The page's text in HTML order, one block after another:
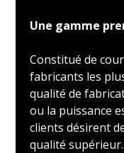
Une gamme
Constitué de
fabricants les
qualité de
ou la puissance
clients désirent
qualité supérieur.